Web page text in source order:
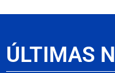
ÚLTIMAS